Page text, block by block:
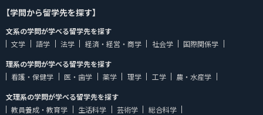
【学問から留学先を探す】
文系の学問が学べる留学先を探す
文学
語学 法学 経済・経営・商学 社会学
国際関係学
理系の学問が学べる留学先を探す
看護・保健学
医・歯学 薬学 理学 工学
農・水産学
文理系の学問が学べる留学先を探す
教員養成・教育学
生活科学 芸術学 総合科学